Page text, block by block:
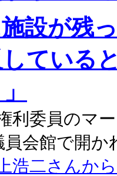
設が残
ている
利委員のマ
員会館で開
浩二さんか